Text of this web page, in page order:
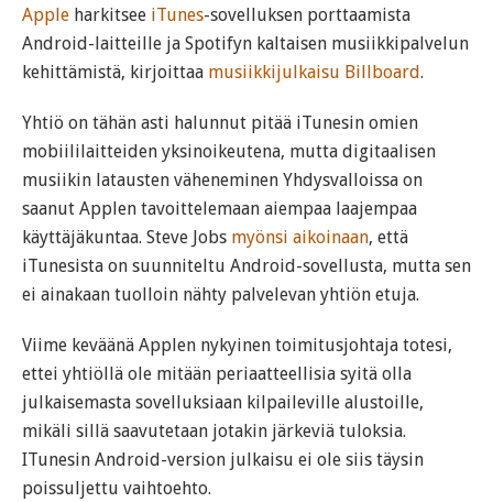
Apple harkitsee iTunes-sovelluksen porttaamista
Android-laitteille ja Spotifyn kaltaisen musiikkipalvelun
kehittämistä, kirjoittaa musiikkijulkaisu Billboard.
Yhtiö on tähän asti halunnut pitää iTunesin omien
mobiililaitteiden yksinoikeutena, mutta digitaalisen
musiikin latausten väheneminen Yhdysvalloissa on
saanut Applen tavoittelemaan aiempaa laajempaa
käyttäjäkuntaa. Steve Jobs myönsi aikoinaan, että
iTunesista on suunniteltu Android-sovellusta, mutta sen
ei ainakaan tuolloin nähty palvelevan yhtiön etuja.
Viime keväänä Applen nykyinen toimitusjohtaja totesi,
ettei yhtiöllä ole mitään periaatteellisia syitä olla
julkaisemasta sovelluksiaan kilpaileville alustoille,
mikäli sillä saavutetaan jotakin järkeviä tuloksia.
ITunesin Android-version julkaisu ei ole siis täysin
poissuljettu vaihtoehto.